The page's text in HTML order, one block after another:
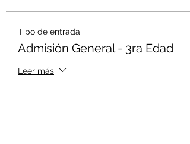
Tipo de entrada
Admisión General - 3ra Edad
Leer más